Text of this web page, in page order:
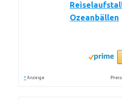
Ozeanbällen
* Anzeige